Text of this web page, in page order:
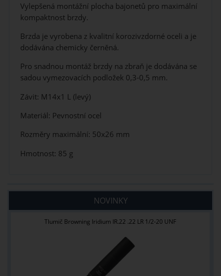
Vylepšená montážní plocha bajonetů pro maximální
kompaktnost brzdy.
Brzda je vyrobena z kvalitní korozivzdorné oceli a je
dodávána chemicky černěná.
Pro snadnou montáž brzdy na zbraň je dodávána se
sadou vymezovacích podložek 0,3-0,5 mm.
Závit: M14x1 L (levý)
Materiál: Pevnostní ocel
Rozměry maximální: 50x26 mm
Hmotnost: 85 g
NOVINKY
Tlumič Browning Iridium IR.22 .22 LR 1/2-20 UNF